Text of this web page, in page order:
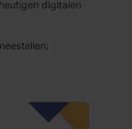
digitalen